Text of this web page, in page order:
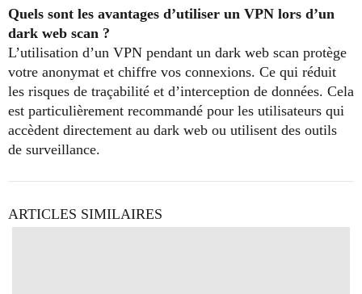
Quels sont les avantages d’utiliser un VPN lors d’un
dark web scan ?
L’utilisation d’un VPN pendant un dark web scan protège
votre anonymat et chiffre vos connexions. Ce qui réduit
les risques de traçabilité et d’interception de données. Cela
est particulièrement recommandé pour les utilisateurs qui
accèdent directement au dark web ou utilisent des outils
de surveillance.
ARTICLES SIMILAIRES